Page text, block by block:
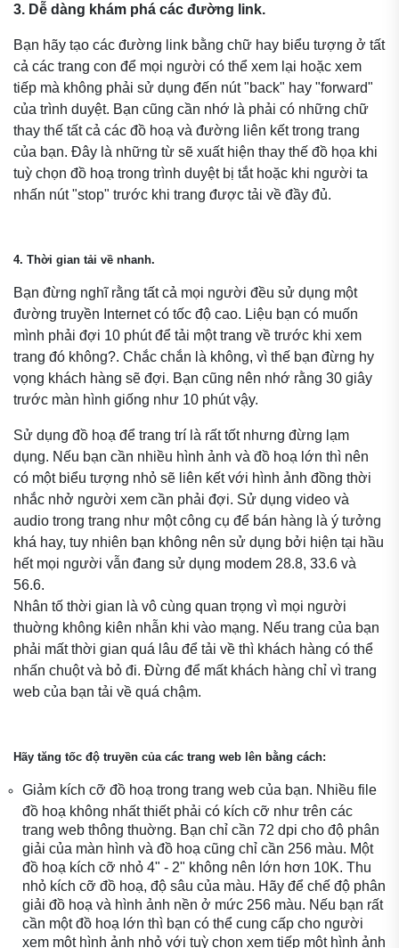
3. Dễ dàng khám phá các đường link.
Bạn hãy tạo các đường link bằng chữ hay biểu tượng ở tất
cả các trang con để mọi người có thể xem lại hoặc xem
tiếp mà không phải sử dụng đến nút "back" hay "forward"
của trình duyệt. Bạn cũng cần nhớ là phải có những chữ
thay thế tất cả các đồ hoạ và đường liên kết trong trang
của bạn. Đây là những từ sẽ xuất hiện thay thế đồ họa khi
tuỳ chọn đồ hoạ trong trình duyệt bị tắt hoặc khi người ta
nhấn nút "stop" trước khi trang được tải về đầy đủ.
4. Thời gian tải về nhanh.
Bạn đừng nghĩ rằng tất cả mọi người đều sử dụng một
đường truyền Internet có tốc độ cao. Liệu bạn có muốn
mình phải đợi 10 phút để tải một trang về trước khi xem
trang đó không?. Chắc chắn là không, vì thế bạn đừng hy
vọng khách hàng sẽ đợi. Bạn cũng nên nhớ rằng 30 giây
trước màn hình giống như 10 phút vậy.
Sử dụng đồ hoạ để trang trí là rất tốt nhưng đừng lạm
dụng. Nếu bạn cần nhiều hình ảnh và đồ hoạ lớn thì nên
có một biểu tượng nhỏ sẽ liên kết với hình ảnh đồng thời
nhắc nhở người xem cần phải đợi. Sử dụng video và
audio trong trang như một công cụ để bán hàng là ý tưởng
khá hay, tuy nhiên bạn không nên sử dụng bởi hiện tại hầu
hết mọi người vẫn đang sử dụng modem 28.8, 33.6 và
56.6.
Nhân tố thời gian là vô cùng quan trọng vì mọi người
thuờng không kiên nhẫn khi vào mạng. Nếu trang của bạn
phải mất thời gian quá lâu để tải về thì khách hàng có thể
nhấn chuột và bỏ đi. Đừng để mất khách hàng chỉ vì trang
web của bạn tải về quá chậm.
Hãy tăng tốc độ truyền của các trang web lên bằng cách:
Giảm kích cỡ đồ hoạ trong trang web của bạn. Nhiều file
đồ hoạ không nhất thiết phải có kích cỡ như trên các
trang web thông thuờng. Bạn chỉ cần 72 dpi cho độ phân
giải của màn hình và đồ hoạ cũng chỉ cần 256 màu. Một
đồ hoạ kích cỡ nhỏ 4" - 2" không nên lớn hơn 10K. Thu
nhỏ kích cỡ đồ hoạ, độ sâu của màu. Hãy để chế độ phân
giải đồ hoạ và hình ảnh nền ở mức 256 màu. Nếu bạn rất
cần một đồ hoạ lớn thì bạn có thể cung cấp cho người
xem một hình ảnh nhỏ với tuỳ chọn xem tiếp một hình ảnh